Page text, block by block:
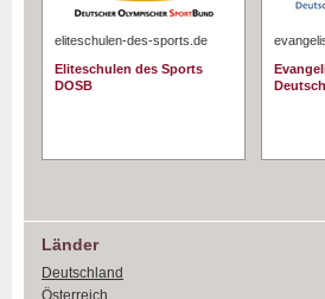
eliteschulen-des-sports.de
Eliteschulen des Sports
DOSB
Länder
Deutschland
Österreich